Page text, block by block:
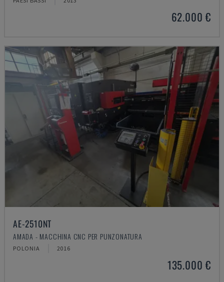
62.000 €
AE-2510NT
AMADA - MACCHINA CNC PER PUNZONATURA
POLONIA 2016
135.000 €